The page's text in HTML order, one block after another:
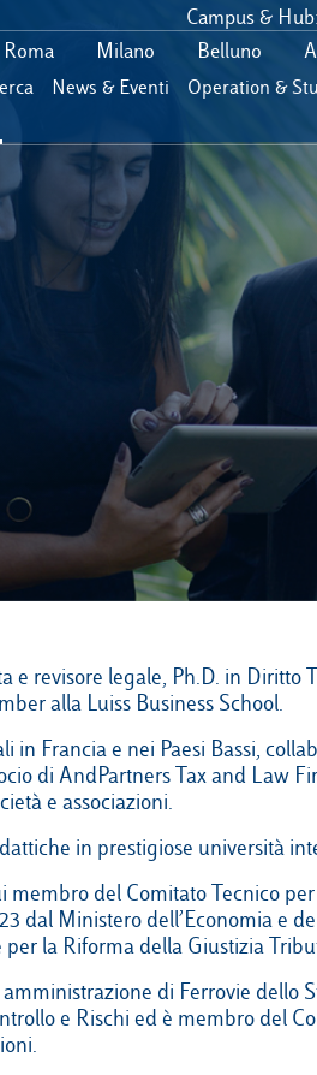
Campus & Hub:
Roma
Milano Belluno
News & Eventi Operation &
e revisore legale, Ph.D. in Diritto
alla Luiss Business School.
in Francia e nei Paesi Bassi,
di AndPartners Tax and Law
e associazioni.
in prestigiose università
del Comitato Tecnico per
dal Ministero dell’Economia e
la Riforma della Giustizia
di Ferrovie dello
e Rischi ed è membro del